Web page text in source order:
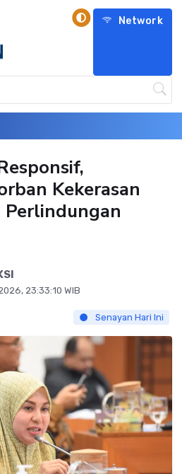
Network
Kekerasan
23:33:10 WIB
Senayan Hari Ini